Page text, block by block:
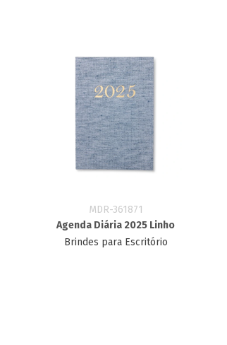
MDR-361871
Agenda Diária 2025 Linho
Brindes para Escritório